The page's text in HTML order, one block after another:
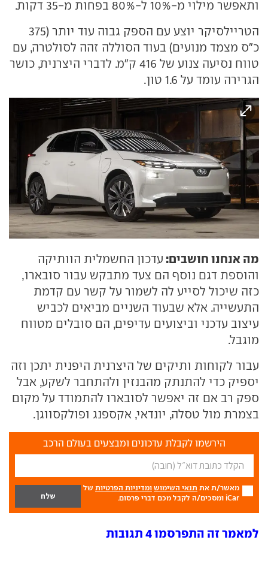
ותאפשר מילוי מ-10% ל-80% בפחות מ-35 דקות.
הטריילסיקר יוצע עם הספק גבוה עוד יותר (375
כ"ס מצמד מנועים) בעוד הסוללה זהה לסולטרה, עם
טווח נסיעה צנוע של 416 ק"מ. לדברי היצרנית, כושר
הגרירה עומד על 1.6 טון.
מה אנחנו חושבים: עדכון החשמלית הוותיקה
והוספת דגם נוסף הם צעד מתבקש עבור סובארו,
כזה שיכול לסייע לה לשמור על קשר עם קדמת
התעשייה. אלא שבעוד השניים מביאים לכביש
עיצוב עדכני וביצועים עדיפים, הם סובלים מטווח
מוגבל.
עבור לקוחות ותיקים של היצרנית היפנית יתכן וזה
יספיק כדי להתנתק מהבנזין ולהתחבר לשקע, אבל
ספק רב אם זה יאפשר לסובארו להתמודד על מקום
בצמרת מול טסלה, יונדאי, אקספנג ופולקסווגן.
הירשמו לקבלת עדכונים ומבצעים בעולם הרכב
מאשר/ת את תנאי השימוש ומדיניות הפרטיות של
iCar ומסכים/ה לקבל מכם דברי פרסום.
למאמר זה התפרסמו 4 תגובות